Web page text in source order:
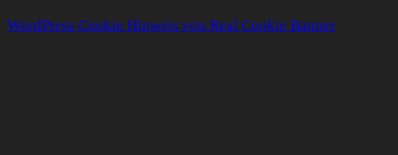
WordPress Cookie Hinweis von Real Cookie Banner